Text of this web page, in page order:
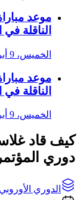
موعد
الناقلة في
الخميس، 9 أبريل 2026
موعد
الناقلة في
الخميس، 9 أبريل 2026
كيف قاد
دوري
الدوري الأوروبي